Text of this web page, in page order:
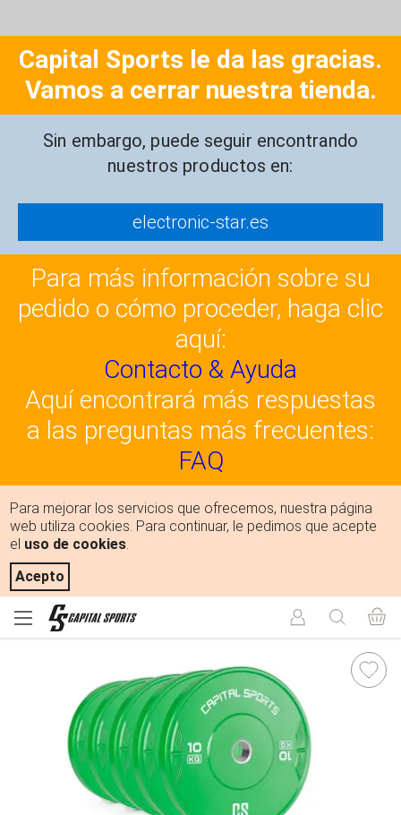
Capital Sports le da las gracias.
Vamos a cerrar nuestra tienda.
Sin embargo, puede seguir encontrando
nuestros productos en:
electronic-star.es
Para más información sobre su
pedido o cómo proceder, haga clic
aquí:
Contacto & Ayuda
Aquí encontrará más respuestas
a las preguntas más frecuentes:
FAQ
Para mejorar los servicios que ofrecemos, nuestra página
web utiliza cookies. Para continuar, le pedimos que acepte
el uso de cookies.
Acepto